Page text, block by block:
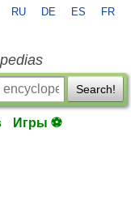
RU DE ES FR
Search!
Игры ⚽